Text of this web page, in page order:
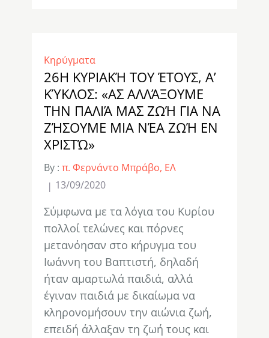
Κηρύγματα
26Η ΚΥΡΙΑΚΉ ΤΟΥ ΈΤΟΥΣ, Α’
ΚΎΚΛΟΣ: «ΑΣ ΑΛΛΆΞΟΥΜΕ
ΤΗΝ ΠΑΛΙΆ ΜΑΣ ΖΩΉ ΓΙΑ ΝΑ
ΖΉΣΟΥΜΕ ΜΙΑ ΝΈΑ ΖΩΉ ΕΝ
ΧΡΙΣΤΏ»
By : π. Φερνάντο Μπράβο, ΕΛ
13/09/2020
Σύμφωνα με τα λόγια του Κυρίου
πολλοί τελώνες και πόρνες
μετανόησαν στο κήρυγμα του
Ιωάννη του Βαπτιστή, δηλαδή
ήταν αμαρτωλά παιδιά, αλλά
έγιναν παιδιά με δικαίωμα να
κληρονομήσουν την αιώνια ζωή,
επειδή άλλαξαν τη ζωή τους και